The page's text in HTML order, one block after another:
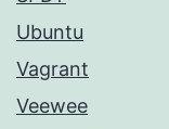
Ubuntu
Vagrant
Veewee